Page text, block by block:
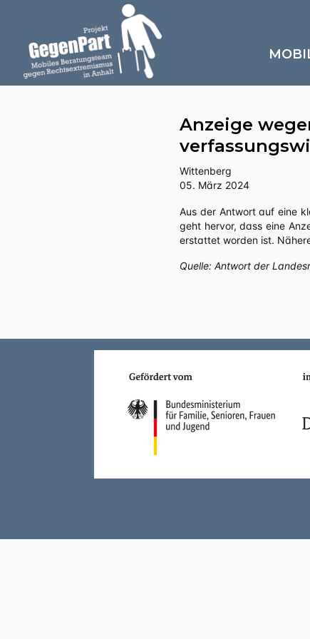
Anzeige
Wittenberg
05. März 2024
Aus der Antwort auf eine kleine Anfrage an die Landesregierung Sachsen-Anhalts zu „Politisch motivierte Kriminalität – rechts“
geht hervor, dass eine
erstattet worden ist.
Quelle: Antwort der